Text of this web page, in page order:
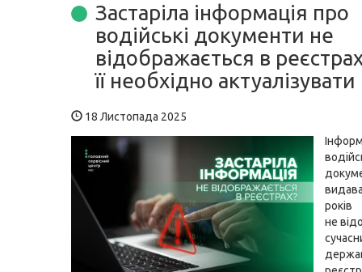
Застаріла інформація про
водійські документи не
відображається в
її необхідно актуалізувати
18 Листопада 2025
не